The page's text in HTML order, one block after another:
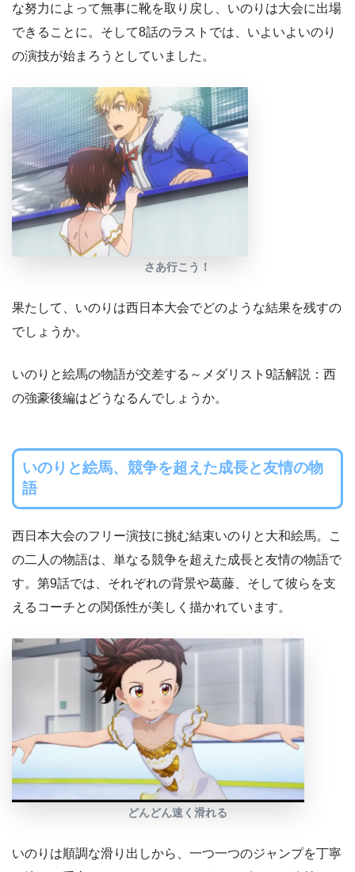
な努力によって無事に靴を取り戻し、いのりは大会に出場
できることに。そして8話のラストでは、いよいよいのり
の演技が始まろうとしていました。
さあ行こう！
果たして、いのりは西日本大会でどのような結果を残すの
でしょうか。
いのりと絵馬の物語が交差する～メダリスト9話解説：西
の強豪後編はどうなるんでしょうか。
いのりと絵馬、競争を超えた成長と友情の物
語
西日本大会のフリー演技に挑む結束いのりと大和絵馬。こ
の二人の物語は、単なる競争を超えた成長と友情の物語で
す。第9話では、それぞれの背景や葛藤、そして彼らを支
えるコーチとの関係性が美しく描かれています。
どんどん速く滑れる
いのりは順調な滑り出しから、一つ一つのジャンプを丁寧